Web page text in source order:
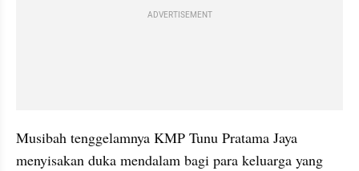
ADVERTISEMENT
Musibah tenggelamnya KMP Tunu Pratama Jaya
menyisakan duka mendalam bagi para keluarga yang